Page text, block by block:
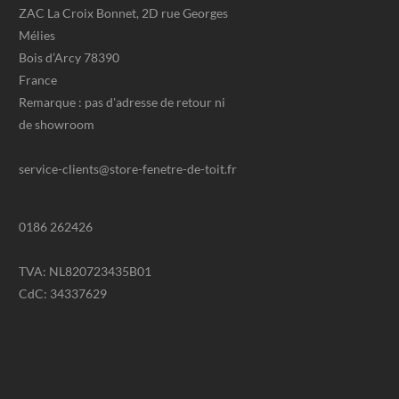
ZAC La Croix Bonnet, 2D rue Georges
Mélies
Bois d’Arcy 78390
France
Remarque : pas d'adresse de retour ni
de showroom
service-clients@store-fenetre-de-toit.fr
​0186 262426
TVA: NL820723435B01
CdC: 34337629